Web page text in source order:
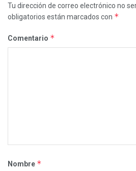
Tu dirección de correo electrónico no
obligatorios están marcados con *
Comentario *
Nombre *